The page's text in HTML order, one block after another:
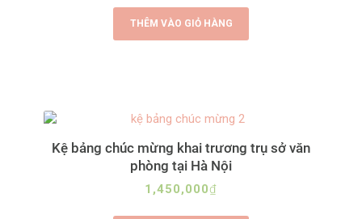
THÊM VÀO GIỎ HÀNG
Kệ bảng chúc mừng khai trương trụ sở văn
phòng tại Hà Nội
1,450,000₫